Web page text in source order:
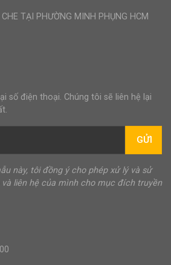
CHE TẠI PHƯỜNG MINH PHỤNG HCM
số điện thoại. Chúng tôi sẽ liên hệ lại
GỬI
này, tôi đồng ý cho phép xử lý và sử
liên hệ của mình cho mục đích truyền